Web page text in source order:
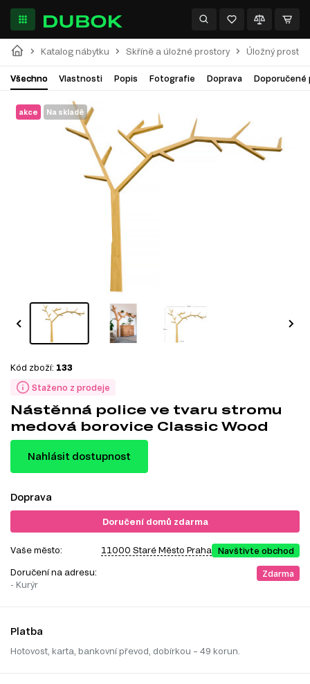
Katalog nábytku Skříně a úložné prostory Úložný prostor
Všechno Vlastnosti Popis Fotografie Doprava Doporučené
akce Na skladě
Staženo z prodeje
Kód zboží: 133
Nástěnná police ve tvaru stromu
medová borovice Classic Wood
Nahlásit dostupnost
Doprava
Doručení domů zdarma
Vaše město: 11000 Staré Město Praha Navštivte obchod
Doručení na adresu:
- Kurýr
Zdarma
Platba
Hotovost, karta, bankovní převod, dobírkou – 49 korun.